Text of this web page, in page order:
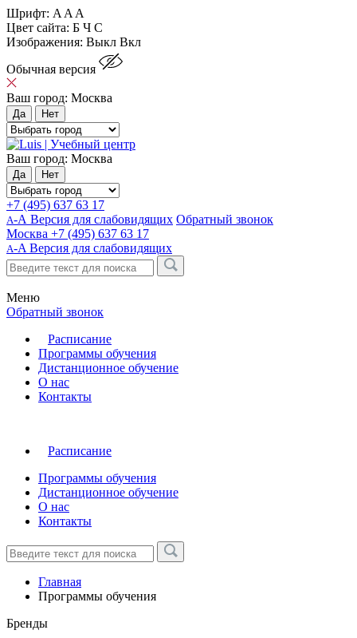
Шрифт: A A A
Цвет сайта: Б Ч С
Изображения: Выкл Вкл
Обычная версия
Ваш город: Москва
Да Нет
Ваш город: Москва
Да Нет
+7 (495) 637 63 17
А-А Версия для слабовидящих Обратный звонок
Москва +7 (495) 637 63 17
A-A Версия для слабовидящих
Меню
Обратный звонок
Расписание
Программы обучения
Дистанционное обучение
О нас
Контакты
Расписание
Программы обучения
Дистанционное обучение
О нас
Контакты
Главная
Программы обучения
Бренды